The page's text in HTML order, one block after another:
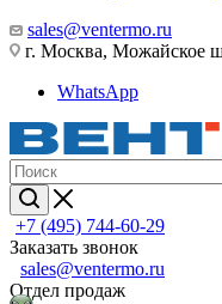
sales@ventermo.ru
г. Москва, Можайское
WhatsApp
+7 (495) 744-60-29
Заказать звонок
sales@ventermo.ru
Отдел продаж